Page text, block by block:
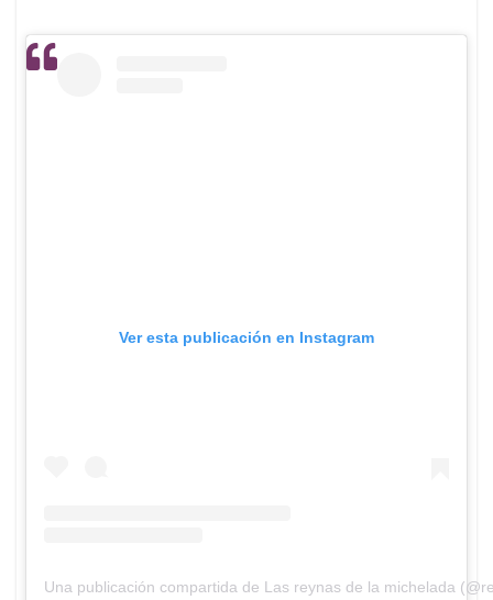
Ver esta publicación en Instagram
Una publicación compartida de Las reynas de la michelada